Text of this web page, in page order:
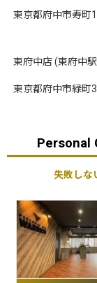
東京都府中市寿町
東府中店 (東府中
東京都府中市緑町
Personal
失敗しな